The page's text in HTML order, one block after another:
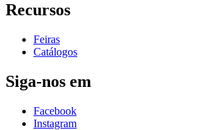
Recursos
Feiras
Catálogos
Siga-nos em
Facebook
Instagram